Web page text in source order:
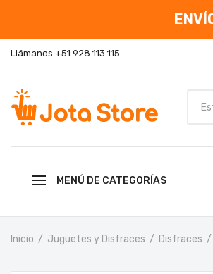
Llámanos +51 928 113 115
MENÚ DE CATEGORÍAS
Inicio Juguetes y Disfraces Disfraces